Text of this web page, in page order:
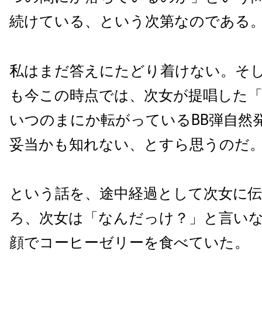
続けている、という次第なのである
私はまだ答えにたどり着けない。そ
も今この時点では、次女が提唱した
いつのまにか転がっているBB弾自然
妥当かも知れない、とすら思うのだ
という話を、途中経過として次女に
ろ、次女は「なんだっけ？」と言い
顔でコーヒーゼリーを食べていた。